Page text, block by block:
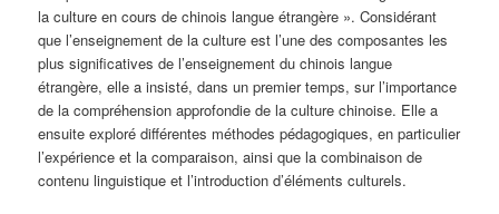
la culture en cours de chinois langue étrangère ». Considérant
que l’enseignement de la culture est l’une des composantes les
plus significatives de l’enseignement du chinois langue
étrangère, elle a insisté, dans un premier temps, sur l’importance
de la compréhension approfondie de la culture chinoise. Elle a
ensuite exploré différentes méthodes pédagogiques, en particulier
l’expérience et la comparaison, ainsi que la combinaison de
contenu linguistique et l’introduction d’éléments culturels.